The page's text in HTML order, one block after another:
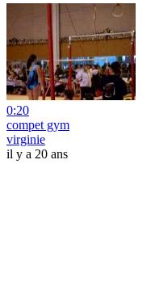
0:20
compet gym
virginie
il y a 20 ans